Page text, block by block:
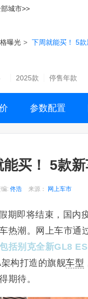
城市>>
曝光 > 下周就能买！ 5
2025款 停售年款
参数配置
能买！ 5款
: 佟浩 来源： 网上车市
期即将结束，国内
热潮。网上车市通
括别克全新GL8
构打造的旗舰车型
期待。